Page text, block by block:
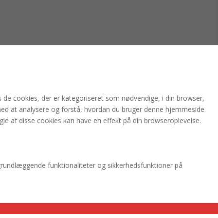
cookies, der er kategoriseret som nødvendige, i din browser,
at analysere og forstå, hvordan du bruger denne hjemmeside.
af disse cookies kan have en effekt på din browseroplevelse.
funktionaliteter og sikkerhedsfunktioner på